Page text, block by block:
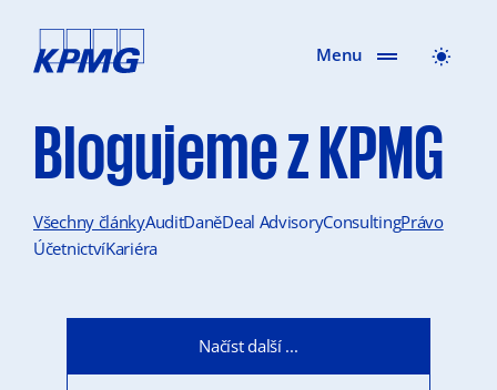
Menu
Blogujeme z KPMG
Všechny článkyAuditDaněDeal AdvisoryConsultingPrávo
ÚčetnictvíKariéra
Načíst další ...